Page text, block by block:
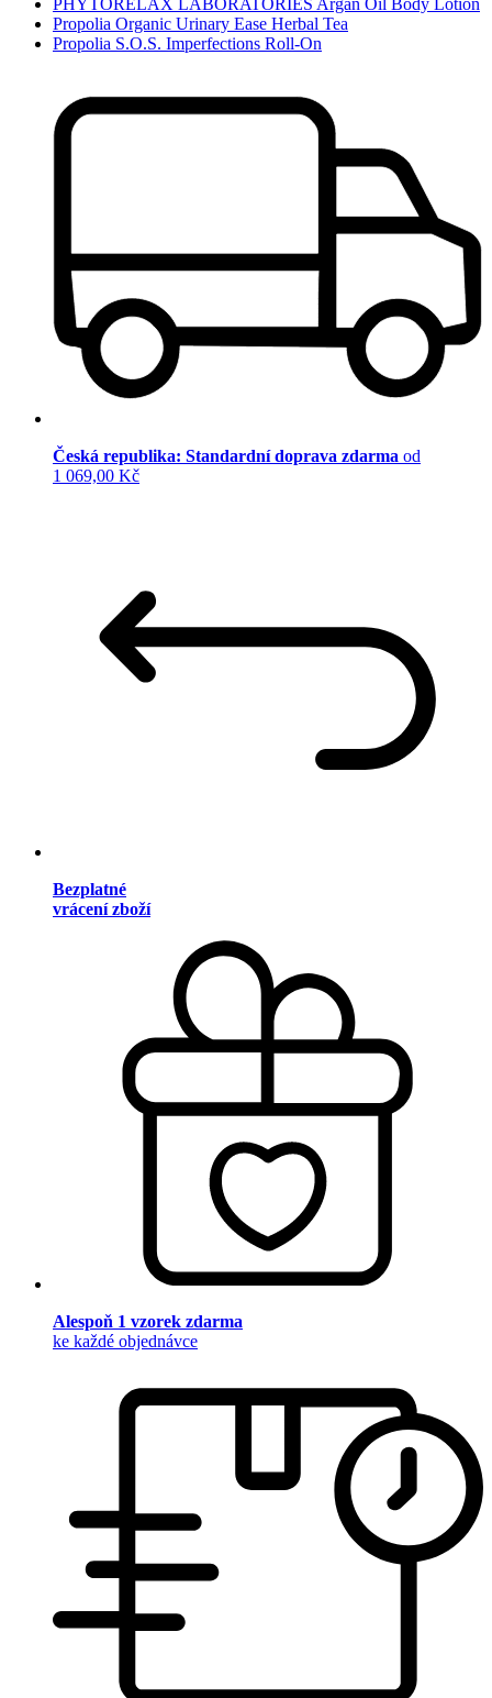
Propolia Organic Urinary Ease Herbal Tea
Propolia S.O.S. Imperfections Roll-On
Česká republika: Standardní doprava zdarma od
1 069,00 Kč
Bezplatné
vrácení zboží
Alespoň 1 vzorek zdarma
ke každé objednávce